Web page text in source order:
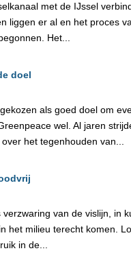
met de IJssel
liggen er al en het proces
Het...
doel
als goed doel om
wel. Al jaren
het tegenhouden van...
van de vislijn, in
het milieu terecht komen.
in de...